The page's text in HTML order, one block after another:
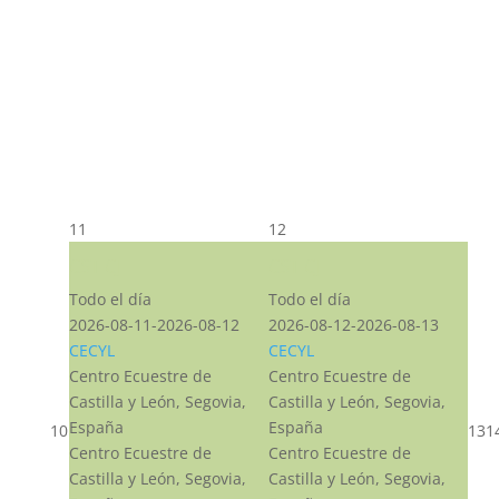
10
11
Todo el día
2026-08-11-2026-08-12
CECYL
Centro Ecuestre de
Castilla y León, Segovia,
España
Centro Ecuestre de
Castilla y León, Segovia,
12
Todo el día
2026-08-12-2026-08-13
CECYL
Centro Ecuestre de
Castilla y León, Segovia,
España
Centro Ecuestre de
Castilla y León, Segovia,
13